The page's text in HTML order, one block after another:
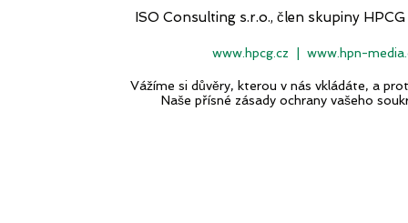
ISO Consulting s.r.o., člen skupiny
www.hpcg.cz www.hpn-
Vážíme si důvěry, kterou v nás vkládáte, a
Naše přísné zásady ochrany vašeho